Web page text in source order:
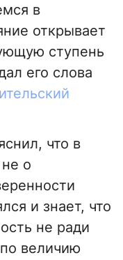
в
открывает
ступень
его слова
что в
о
и знает, что
не ради
величию